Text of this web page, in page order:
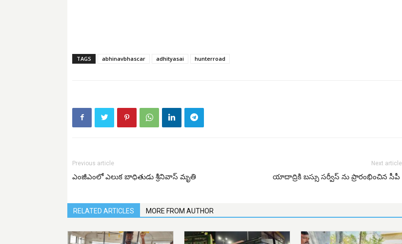
TAGS abhinavbhascar adhityasai hunterroad
Previous article
ఎంజీఎంలో ఎలుక బాధితుడు శ్రీనివాస్ మృతి
Next article
యాదాద్రికి బస్సు సర్వీస్ ను ప్రారంభించిన సీపీ
RELATED ARTICLES MORE FROM AUTHOR